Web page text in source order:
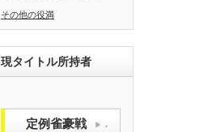
その他の役満
現タイトル所持者
定例雀豪戦 .